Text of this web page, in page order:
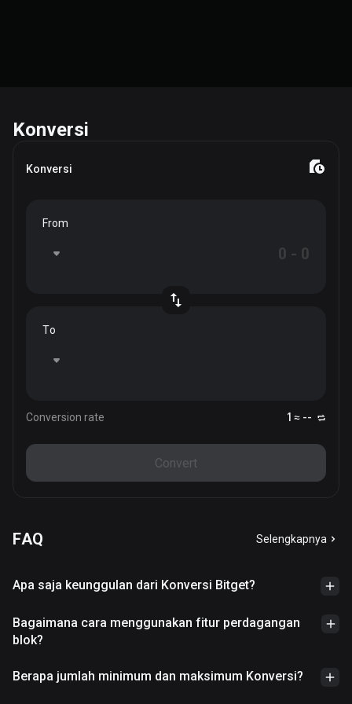
Konversi
Konversi
From
To
Conversion rate 1 ≈ --
Convert
FAQ Selengkapnya
Apa saja keunggulan dari Konversi Bitget?
Bagaimana cara menggunakan fitur perdagangan
blok?
Berapa jumlah minimum dan maksimum Konversi?